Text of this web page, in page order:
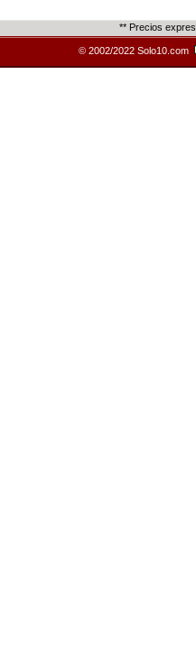
** Precios
© 2002/2022 Solo10.com